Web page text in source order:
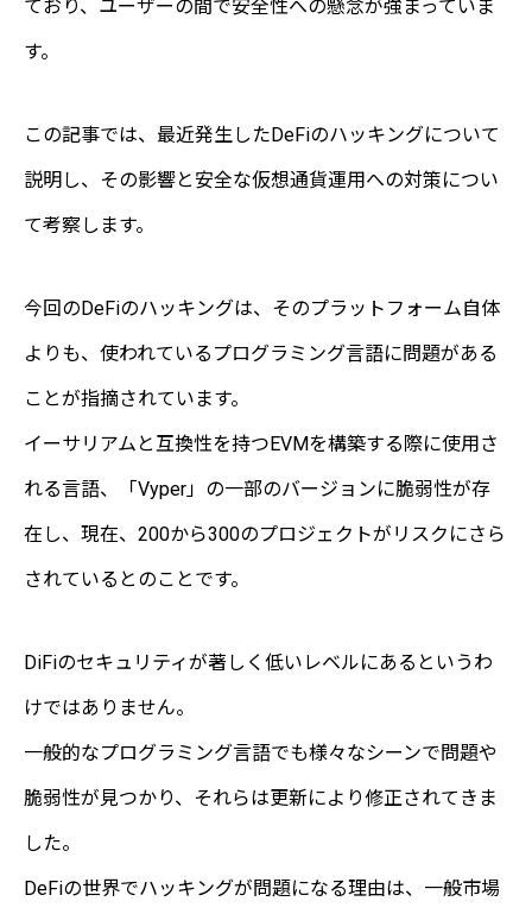
ており、ユーザーの間で安全性への懸念が強まっていま
す。
この記事では、最近発生したDeFiのハッキングについて
説明し、その影響と安全な仮想通貨運用への対策につい
て考察します。
今回のDeFiのハッキングは、そのプラットフォーム自体
よりも、使われているプログラミング言語に問題がある
ことが指摘されています。
イーサリアムと互換性を持つEVMを構築する際に使用さ
れる言語、「Vyper」の一部のバージョンに脆弱性が存
在し、現在、200から300のプロジェクトがリスクにさら
されているとのことです。
DiFiのセキュリティが著しく低いレベルにあるというわ
けではありません。
一般的なプログラミング言語でも様々なシーンで問題や
脆弱性が見つかり、それらは更新により修正されてきま
した。
DeFiの世界でハッキングが問題になる理由は、一般市場